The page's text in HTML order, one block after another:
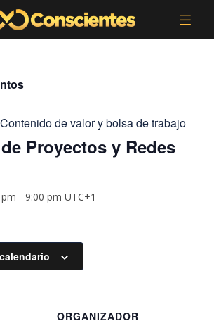
Contenido de valor y bolsa de trabajo
Proyectos y Redes
-9:00 pm UTC+1
ORGANIZADOR